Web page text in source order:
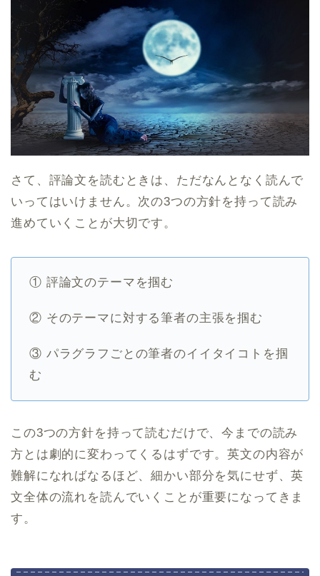
さて、評論文を読むときは、ただなんとなく読んで
いってはいけません。次の3つの方針を持って読み
進めていくことが大切です。
① 評論文のテーマを掴む
② そのテーマに対する筆者の主張を掴む
③ パラグラフごとの筆者のイイタイコトを掴
む
この3つの方針を持って読むだけで、今までの読み
方とは劇的に変わってくるはずです。英文の内容が
難解になればなるほど、細かい部分を気にせず、英
文全体の流れを読んでいくことが重要になってきま
す。